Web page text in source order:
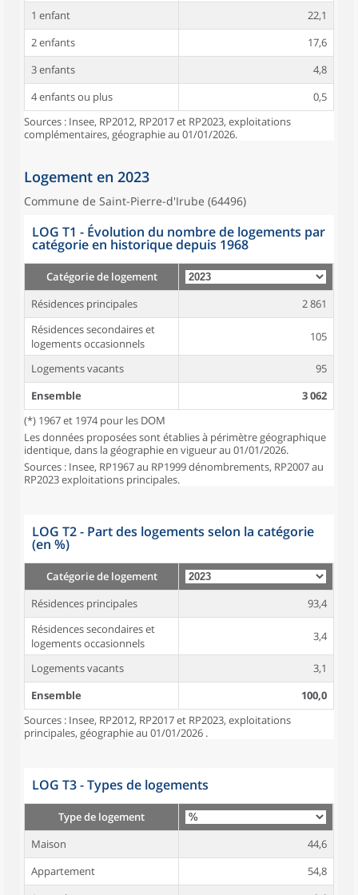
1 enfant
22,1
2 enfants
17,6
3 enfants
4,8
4 enfants ou plus
0,5
Sources : Insee, RP2012, RP2017 et RP2023, exploitations
complémentaires, géographie au 01/01/2026.
Logement en 2023
Commune de Saint-Pierre-d'Irube (64496)
LOG T1 - Évolution du nombre de logements par
catégorie en historique depuis 1968
Catégorie de logement
Résidences principales
2 861
Résidences secondaires et
logements occasionnels
105
Logements vacants
95
Ensemble
3 062
(*) 1967 et 1974 pour les DOM
Les données proposées sont établies à périmètre géographique
identique, dans la géographie en vigueur au 01/01/2026.
Sources : Insee, RP1967 au RP1999 dénombrements, RP2007 au
RP2023 exploitations principales.
LOG T2 - Part des logements selon la catégorie
(en %)
Catégorie de logement
Résidences principales
93,4
Résidences secondaires et
logements occasionnels
3,4
Logements vacants
3,1
Ensemble
100,0
Sources : Insee, RP2012, RP2017 et RP2023, exploitations
principales, géographie au 01/01/2026 .
LOG T3 - Types de logements
Type de logement
Maison
44,6
Appartement
54,8